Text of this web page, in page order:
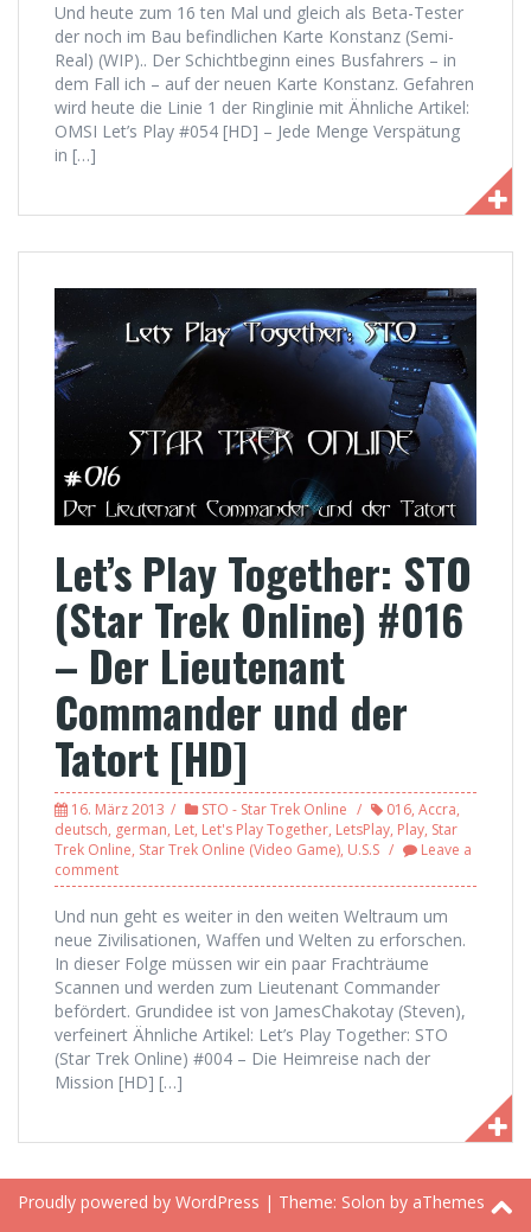
Und heute zum 16 ten Mal und gleich als Beta-Tester
der noch im Bau befindlichen Karte Konstanz (Semi-
Real) (WIP).. Der Schichtbeginn eines Busfahrers – in
dem Fall ich – auf der neuen Karte Konstanz. Gefahren
wird heute die Linie 1 der Ringlinie mit Ähnliche Artikel:
OMSI Let’s Play #054 [HD] – Jede Menge Verspätung
in […]
Let’s Play Together: STO
(Star Trek Online) #016
– Der Lieutenant
Commander und der
Tatort [HD]
16. März 2013 STO - Star Trek Online 016, Accra,
deutsch, german, Let, Let's Play Together, LetsPlay, Play, Star
Trek Online, Star Trek Online (Video Game), U.S.S
Leave a
comment
Und nun geht es weiter in den weiten Weltraum um
neue Zivilisationen, Waffen und Welten zu erforschen.
In dieser Folge müssen wir ein paar Frachträume
Scannen und werden zum Lieutenant Commander
befördert. Grundidee ist von JamesChakotay (Steven),
verfeinert Ähnliche Artikel: Let’s Play Together: STO
(Star Trek Online) #004 – Die Heimreise nach der
Mission [HD] […]
Proudly powered by WordPress | Theme: Solon by aThemes